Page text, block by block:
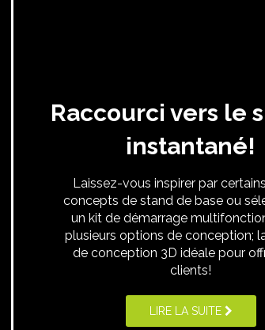
Raccourci vers le
instantané!
Laissez-vous inspirer par
concepts de stand de base ou
un kit de démarrage
plusieurs options de conception;
de conception 3D idéale pour
clients!
LIRE LA SUITE